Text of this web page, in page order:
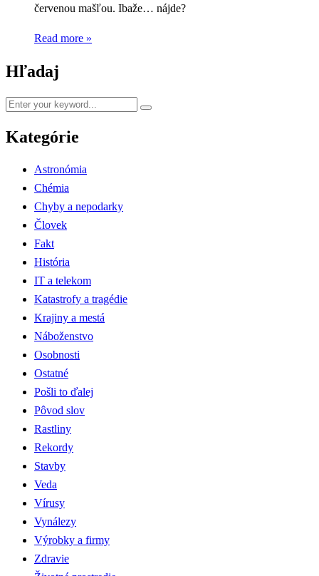
červenou mašľou. Ibaže… nájde?
Read more »
Hľadaj
Kategórie
Astronómia
Chémia
Chyby a nepodarky
Človek
Fakt
História
IT a telekom
Katastrofy a tragédie
Krajiny a mestá
Náboženstvo
Osobnosti
Ostatné
Pošli to ďalej
Pôvod slov
Rastliny
Rekordy
Stavby
Veda
Vírusy
Vynálezy
Výrobky a firmy
Zdravie